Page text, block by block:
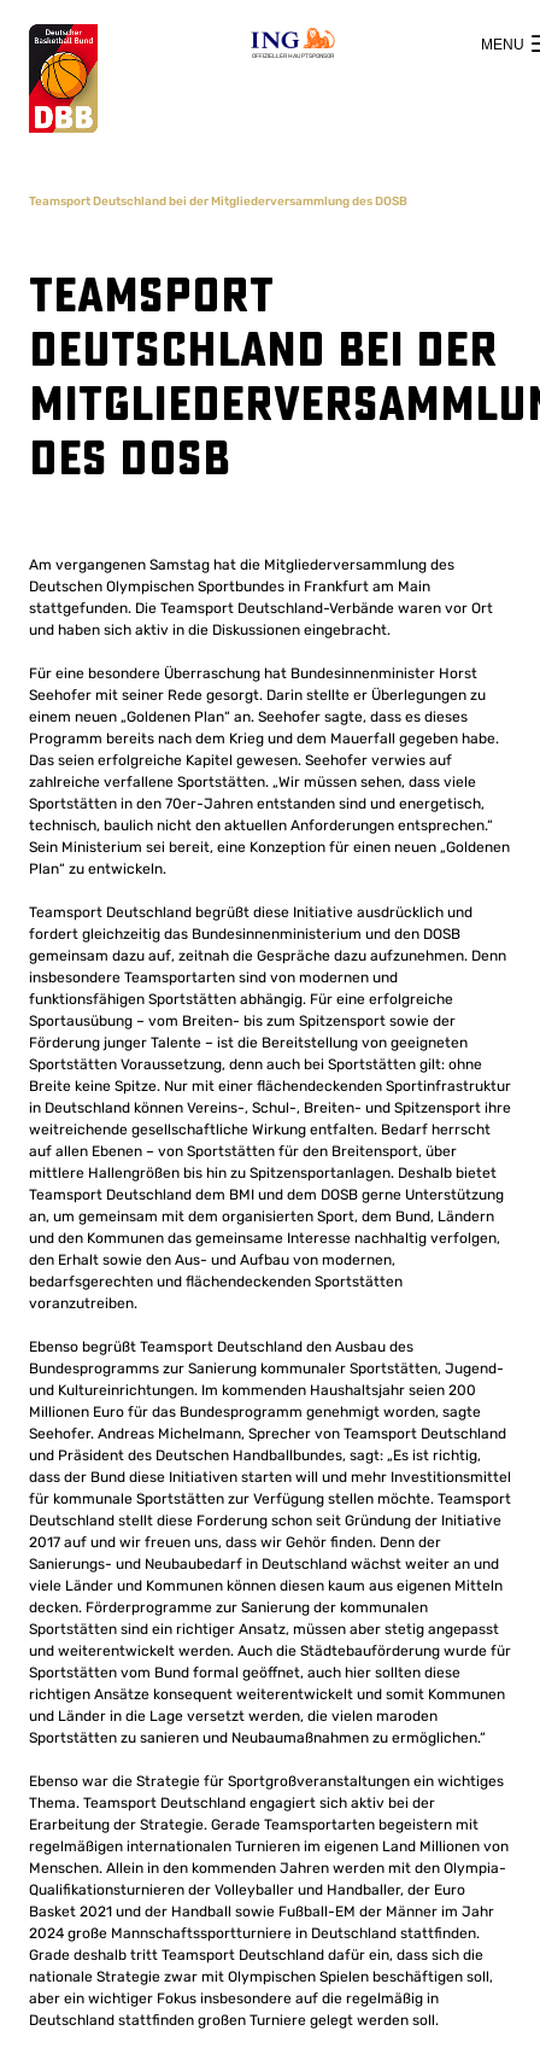
OFFIZIELLER HAUPTSPONSOR
Teamsport Deutschland bei der Mitgliederversammlung des DOSB
Teamsport
Deutschland bei der
des DOSB
Am vergangenen Samstag hat die Mitgliederversammlung des
Deutschen Olympischen Sportbundes in Frankfurt am Main
stattgefunden. Die Teamsport Deutschland-Verbände waren vor Ort
und haben sich aktiv in die Diskussionen eingebracht.
Für eine besondere Überraschung hat Bundesinnenminister Horst
Seehofer mit seiner Rede gesorgt. Darin stellte er Überlegungen zu
einem neuen „Goldenen Plan“ an. Seehofer sagte, dass es dieses
Programm bereits nach dem Krieg und dem Mauerfall gegeben habe.
Das seien erfolgreiche Kapitel gewesen. Seehofer verwies auf
zahlreiche verfallene Sportstätten. „Wir müssen sehen, dass viele
Sportstätten in den 70er-Jahren entstanden sind und energetisch,
technisch, baulich nicht den aktuellen Anforderungen entsprechen.“
Sein Ministerium sei bereit, eine Konzeption für einen neuen „Goldenen
Plan“ zu entwickeln.
Teamsport Deutschland begrüßt diese Initiative ausdrücklich und
fordert gleichzeitig das Bundesinnenministerium und den DOSB
gemeinsam dazu auf, zeitnah die Gespräche dazu aufzunehmen. Denn
insbesondere Teamsportarten sind von modernen und
funktionsfähigen Sportstätten abhängig. Für eine erfolgreiche
Sportausübung – vom Breiten- bis zum Spitzensport sowie der
Förderung junger Talente – ist die Bereitstellung von geeigneten
Sportstätten Voraussetzung, denn auch bei Sportstätten gilt: ohne
Breite keine Spitze. Nur mit einer flächendeckenden Sportinfrastruktur
in Deutschland können Vereins-, Schul-, Breiten- und Spitzensport ihre
weitreichende gesellschaftliche Wirkung entfalten. Bedarf herrscht
auf allen Ebenen – von Sportstätten für den Breitensport, über
mittlere Hallengrößen bis hin zu Spitzensportanlagen. Deshalb bietet
Teamsport Deutschland dem BMI und dem DOSB gerne Unterstützung
an, um gemeinsam mit dem organisierten Sport, dem Bund, Ländern
und den Kommunen das gemeinsame Interesse nachhaltig verfolgen,
den Erhalt sowie den Aus- und Aufbau von modernen,
bedarfsgerechten und flächendeckenden Sportstätten
voranzutreiben.
Ebenso begrüßt Teamsport Deutschland den Ausbau des
Bundesprogramms zur Sanierung kommunaler Sportstätten, Jugend-
und Kultureinrichtungen. Im kommenden Haushaltsjahr seien 200
Millionen Euro für das Bundesprogramm genehmigt worden, sagte
Seehofer. Andreas Michelmann, Sprecher von Teamsport Deutschland
und Präsident des Deutschen Handballbundes, sagt: „Es ist richtig,
dass der Bund diese Initiativen starten will und mehr Investitionsmittel
für kommunale Sportstätten zur Verfügung stellen möchte. Teamsport
Deutschland stellt diese Forderung schon seit Gründung der Initiative
2017 auf und wir freuen uns, dass wir Gehör finden. Denn der
Sanierungs- und Neubaubedarf in Deutschland wächst weiter an und
viele Länder und Kommunen können diesen kaum aus eigenen Mitteln
decken. Förderprogramme zur Sanierung der kommunalen
Sportstätten sind ein richtiger Ansatz, müssen aber stetig angepasst
und weiterentwickelt werden. Auch die Städtebauförderung wurde für
Sportstätten vom Bund formal geöffnet, auch hier sollten diese
richtigen Ansätze konsequent weiterentwickelt und somit Kommunen
und Länder in die Lage versetzt werden, die vielen maroden
Sportstätten zu sanieren und Neubaumaßnahmen zu ermöglichen.“
Ebenso war die Strategie für Sportgroßveranstaltungen ein wichtiges
Thema. Teamsport Deutschland engagiert sich aktiv bei der
Erarbeitung der Strategie. Gerade Teamsportarten begeistern mit
regelmäßigen internationalen Turnieren im eigenen Land Millionen von
Menschen. Allein in den kommenden Jahren werden mit den Olympia-
Qualifikationsturnieren der Volleyballer und Handballer, der Euro
Basket 2021 und der Handball sowie Fußball-EM der Männer im Jahr
2024 große Mannschaftssportturniere in Deutschland stattfinden.
Grade deshalb tritt Teamsport Deutschland dafür ein, dass sich die
nationale Strategie zwar mit Olympischen Spielen beschäftigen soll,
aber ein wichtiger Fokus insbesondere auf die regelmäßig in
Deutschland stattfinden großen Turniere gelegt werden soll.